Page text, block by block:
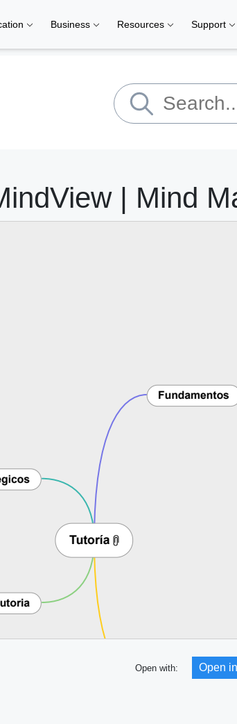
Business Resources Support
| Mind
Open with: Open